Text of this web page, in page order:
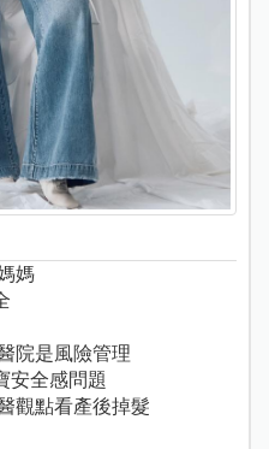
媽
院是風險管理
安全感問題
觀點看產後掉髮